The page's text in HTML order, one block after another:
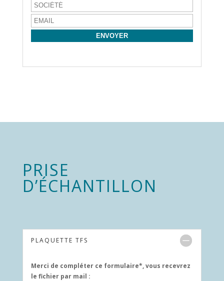
PRISE
D’ÉCHANTILLON
PLAQUETTE TFS
Merci de compléter ce formulaire*, vous recevrez
le fichier par mail :